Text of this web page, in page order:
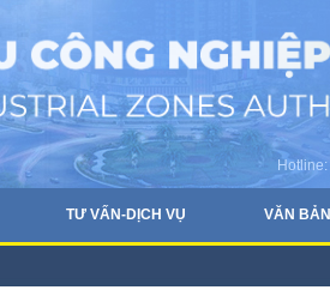
Hotline:
TƯ VẤN-DỊCH VỤ VĂN BẢN